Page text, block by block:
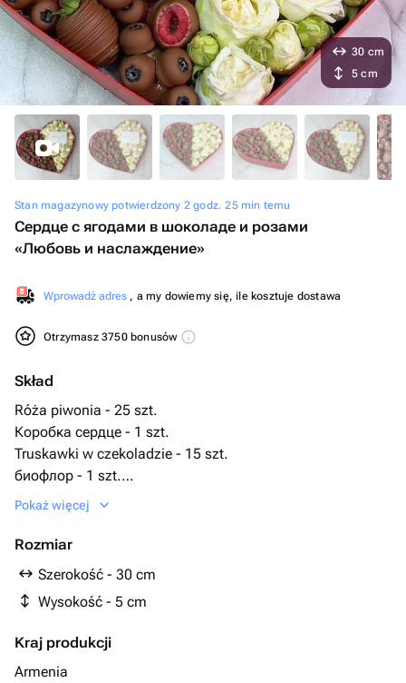
Stan magazynowy potwierdzony 2 godz. 25 min temu
Сердце с ягодами в шоколаде и розами
«Любовь и наслаждение»
Wprowadź adres , a my dowiemy się, ile kosztuje dostawa
Otrzymasz 3750 bonusów
Skład
Róża piwonia - 25 szt.
Коробка сердце - 1 szt.
Truskawki w czekoladzie - 15 szt.
биофлор - 1 szt.
голубика шоколадная - 40 szt.
Pokaż więcej
Rozmiar
Szerokość - 30 cm
Wysokość - 5 cm
Kraj produkcji
Armenia
30 cm
5 cm